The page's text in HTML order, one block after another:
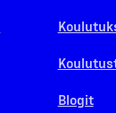
Blogit